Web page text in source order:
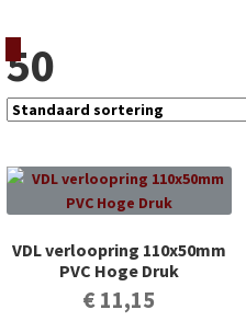
50
VDL verloopring 110x50mm
PVC Hoge Druk
€11,15